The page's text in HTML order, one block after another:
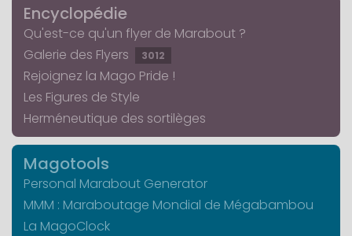
Encyclopédie
Qu'est-ce qu'un flyer de Marabout ?
Galerie des Flyers
3012
Rejoignez la Mago Pride !
Les Figures de Style
Herméneutique des sortilèges
Magotools
Personal Marabout Generator
MMM : Maraboutage Mondial de Mégabambou
La MagoClock